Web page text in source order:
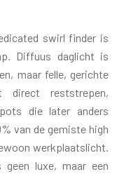
swirl finder is
Diffuus daglicht is
maar felle, gerichte
direct reststrepen,
die later anders
van de gemiste high
werkplaatslicht.
luxe, maar een